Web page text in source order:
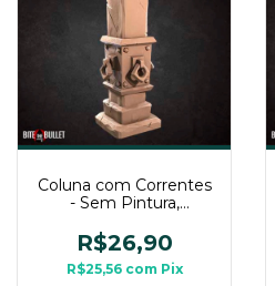
Coluna com Correntes
- Sem Pintura,
Para RPG de Mesa
R$26,90
R$25,56 com Pix